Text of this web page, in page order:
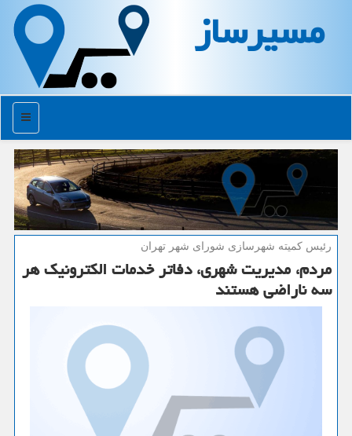
مسیرساز
منو
رئیس كمیته شهرسازی شورای شهر تهران
مردم، مدیریت شهری، دفاتر خدمات الكترونیك هر
سه ناراضی هستند